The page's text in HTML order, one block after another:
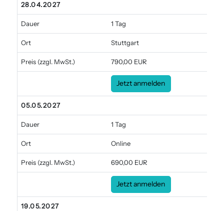
28.04.2027
Dauer 1 Tag
Ort Stuttgart
Preis (zzgl. MwSt.) 790,00 EUR
Jetzt anmelden
05.05.2027
Dauer 1 Tag
Ort Online
Preis (zzgl. MwSt.) 690,00 EUR
Jetzt anmelden
19.05.2027